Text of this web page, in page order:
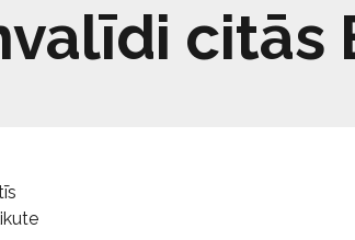
citās